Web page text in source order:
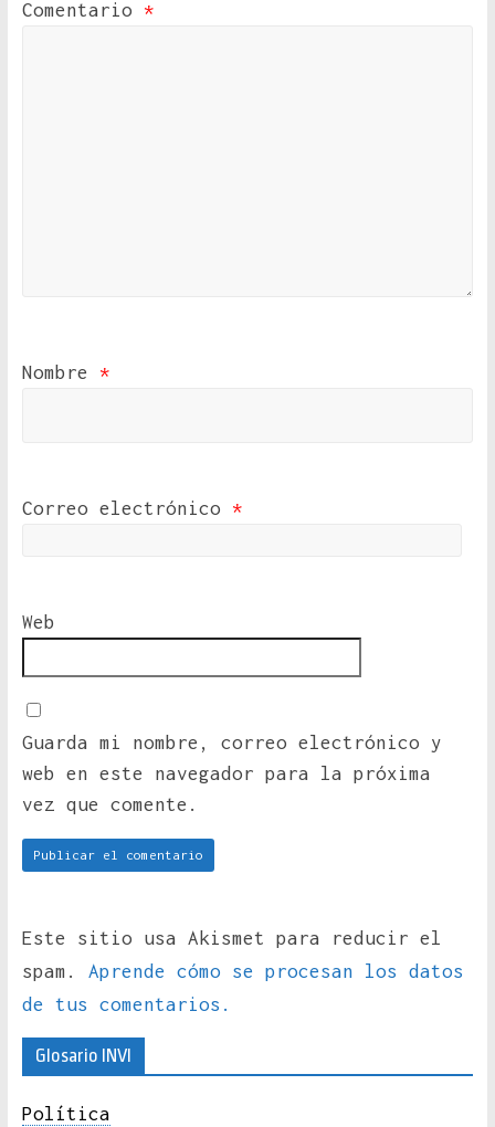
Comentario *
Nombre *
Correo electrónico *
Web
Guarda mi nombre, correo electrónico y
web en este navegador para la próxima
vez que comente.
Este sitio usa Akismet para reducir el
spam. Aprende cómo se procesan los datos
de tus comentarios.
Glosario INVI
Política